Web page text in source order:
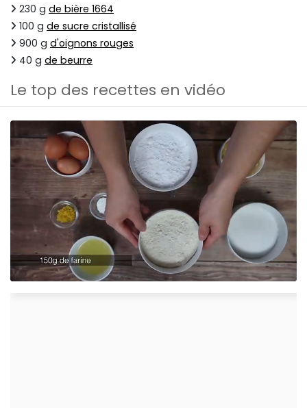
230 g de bière 1664
100 g de sucre cristallisé
900 g d'oignons rouges
40 g de beurre
Le top des recettes en vidéo